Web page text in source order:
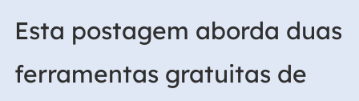
Esta postagem aborda duas
ferramentas gratuitas de